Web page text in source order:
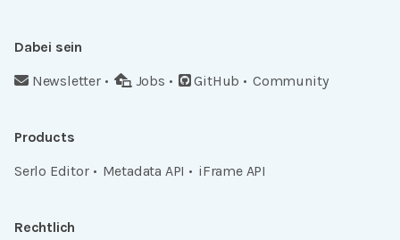
Dabei sein
Newsletter
Jobs GitHub Community
Products
Serlo Editor
Metadata API iFrame API
Rechtlich